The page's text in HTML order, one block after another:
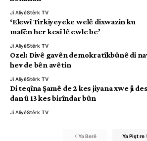
Ji AliyêStêrk TV
‘Elewî Tirkiyeyeke welê dixwazin ku
mafên her kesî lê ewle be’
Ji AliyêStêrk TV
Ozel: Divê gavên demokratîkbûnê di
hev de bên avêtin
Ji AliyêStêrk TV
Di teqîna Şamê de 2 kes jiyana xwe ji
dan û 13 kes birîndar bûn
Ji AliyêStêrk TV
Ya Berê Ya Pişt re